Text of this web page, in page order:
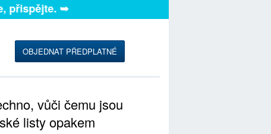
➥
OBJEDNAT PŘEDPLATNÉ
vůči čemu jsou
listy opakem